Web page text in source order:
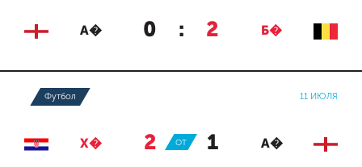
А� 0 : 2 Б�
Футбол 11 ИЮЛЯ
Х� 2 : 1 А�
ОТ